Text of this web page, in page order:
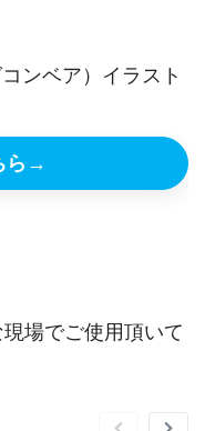
ら →
場でご使用頂いて